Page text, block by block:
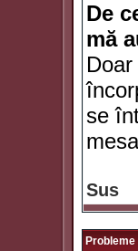
De
mă
se
Sus